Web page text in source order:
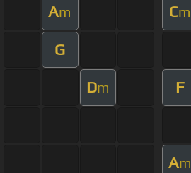
Am Cm
G
Dm F
Am